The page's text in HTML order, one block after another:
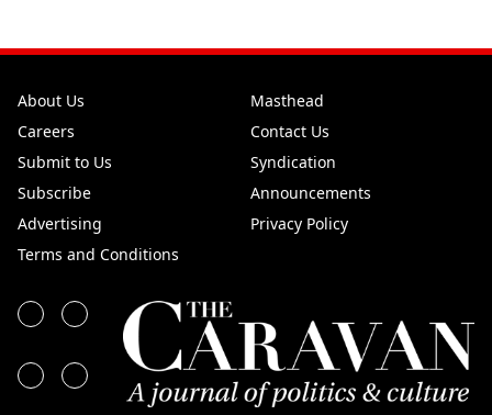
About Us
Masthead
Careers
Contact Us
Submit to Us
Syndication
Subscribe
Announcements
Advertising
Privacy Policy
Terms and Conditions